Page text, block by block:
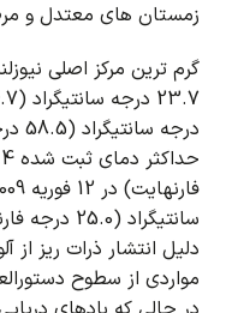
زمستان های معتدل و
گرم ترین مرکز اصلی
درجه سانتیگراد (58.5 درجه فارنهایت) در جولای است.
سانتیگراد (25.0 درجه فارنهایت) بود.
دلیل انتشار ذرات ریز از
مواردی از سطوح